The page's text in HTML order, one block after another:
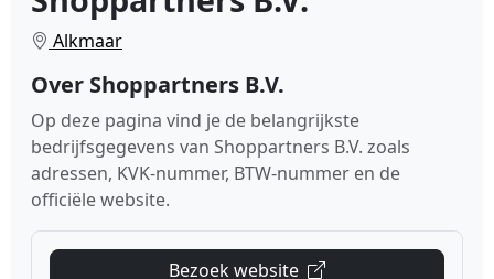
Alkmaar
Over Shoppartners B.V.
Op deze pagina vind je de belangrijkste
bedrijfsgegevens van Shoppartners B.V. zoals
adressen, KVK-nummer, BTW-nummer en de
officiële website.
Bezoek website